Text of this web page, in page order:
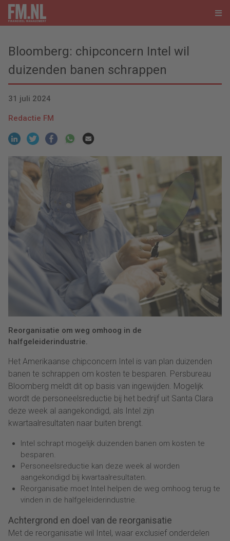
Bloomberg: chipconcern Intel wil
duizenden banen schrappen
31 juli 2024
Redactie FM
Reorganisatie om weg omhoog in de
halfgeleiderindustrie.
Het Amerikaanse chipconcern Intel is van plan duizenden
banen te schrappen om kosten te besparen. Persbureau
Bloomberg meldt dit op basis van ingewijden. Mogelijk
wordt de personeelsreductie bij het bedrijf uit Santa Clara
deze week al aangekondigd, als Intel zijn
kwartaalresultaten naar buiten brengt.
Intel schrapt mogelijk duizenden banen om kosten te
besparen.
Personeelsreductie kan deze week al worden
aangekondigd bij kwartaalresultaten.
Reorganisatie moet Intel helpen de weg omhoog terug te
vinden in de halfgeleiderindustrie.
Achtergrond en doel van de reorganisatie
Met de reorganisatie wil Intel, waar exclusief onderdelen